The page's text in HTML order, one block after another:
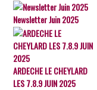
Newsletter Juin 2025
ARDECHE LE CHEYLARD
LES 7.8.9 JUIN 2025